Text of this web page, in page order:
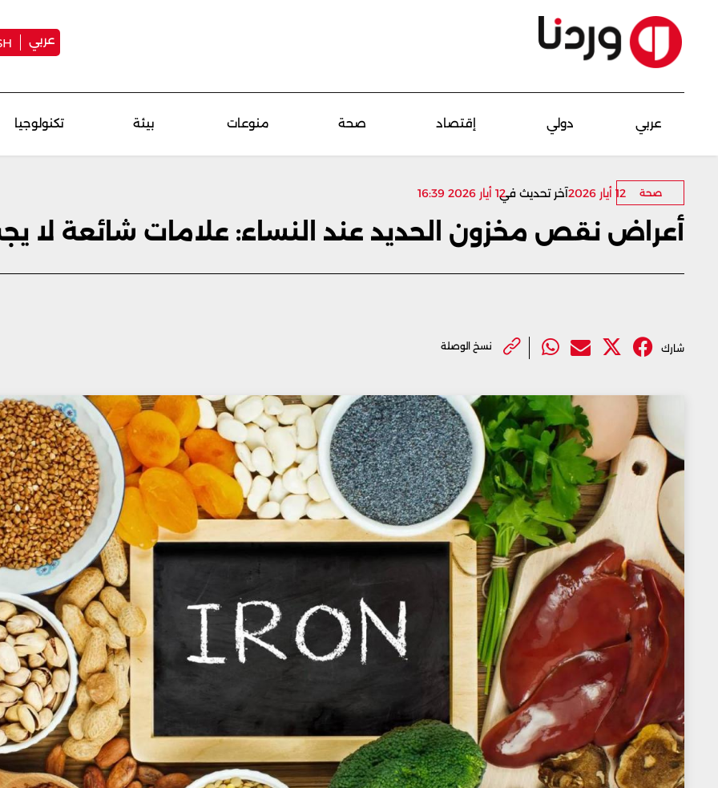
عربي
عربي دولي إقتصاد صحة منوعات بيئة تكنولوجيا
صحة 12 أيار 2026 آخر تحديث في
12 أيار 2026 16:39
أعراض نقص مخزون الحديد عند النساء: علامات شائعة لا
شارك نسخ الوصلة